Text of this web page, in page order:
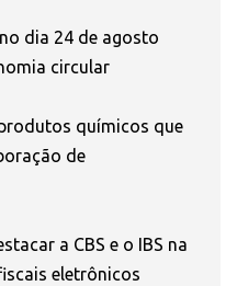
dia 24 de agosto
circular
químicos que
de
a CBS e o IBS na
eletrônicos